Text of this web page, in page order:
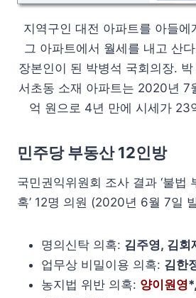
지역구인 대전 아파트를 아들에
그 아파트에서 월세를 내고 산
장본인이 된 박병석 국회의장.
서초동 소재 아파트는 2020년 7
억 원으로 4년 만에 시세가 23
민주당 부동산 12인방
국민권익위원회 조사 결과 ‘불법
혹’ 12명 의원 (2020년 6월 7일
명의신탁 의혹: 김주영, 김회
업무상 비밀이용 의혹: 김한
농지법 위반 의혹: 양이원영